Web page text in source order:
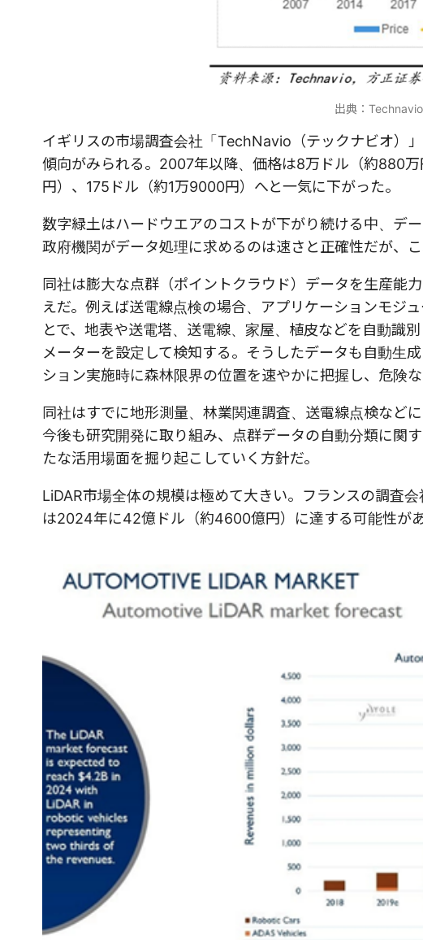
出典：
イギリスの市場調査会社「TechNavio（テックナビオ）
傾向がみられる。2007年以降、価格は8万ドル（約880
円）、175ドル（約1万9000円）へと一気に下がった。
数字緑土はハードウエアのコストが下がり続ける中、デ
政府機関がデータ処理に求めるのは速さと正確性だが、
同社は膨大な点群（ポイントクラウド）データを生産能
えだ。例えば送電線点検の場合、アプリケーションモジ
とで、地表や送電塔、送電線、家屋、植皮などを自動識
メーターを設定して検知する。そうしたデータも自動生
ション実施時に森林限界の位置を速やかに把握し、危険
同社はすでに地形測量、林業関連調査、送電線点検など
今後も研究開発に取り組み、点群データの自動分類に関
たな活用場面を掘り起こしていく方針だ。
LiDAR市場全体の規模は極めて大きい。フランスの調査
は2024年に42億ドル（約4600億円）に達する可能性があ